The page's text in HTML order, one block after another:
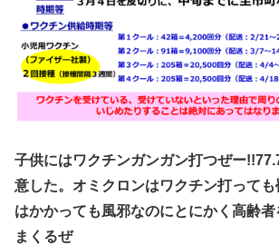
子供にはワクチンガンガン打つぜー
意した。オミクロンはワクチン打って
はかかっても風邪なのにとにかく高齢
まくるぜ